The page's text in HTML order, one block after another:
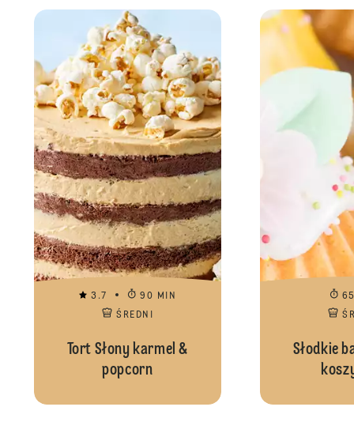
3.7
90 MIN
ŚREDNI
Tort Słony karmel &
popcorn
Słodkie